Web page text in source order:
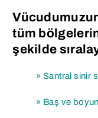
tüm
şekilde
» Santral sinir
» Baş ve